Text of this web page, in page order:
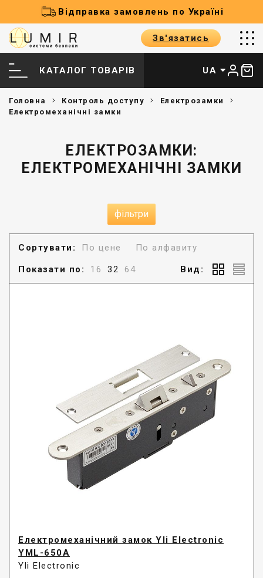
Відправка замовлень по Україні
Зв'язатись
КАТАЛОГ ТОВАРІВ UA
Головна Контроль доступу
Електрозамки
Електромеханічні замки
ЕЛЕКТРОЗАМКИ:
ЕЛЕКТРОМЕХАНІЧНІ ЗАМКИ
фільтри
Сортувати: По цене По алфавиту
Показати по: 16 32 64 Вид:
Електромеханічний замок Yli Electronic
YML-650A
Yli Electronic